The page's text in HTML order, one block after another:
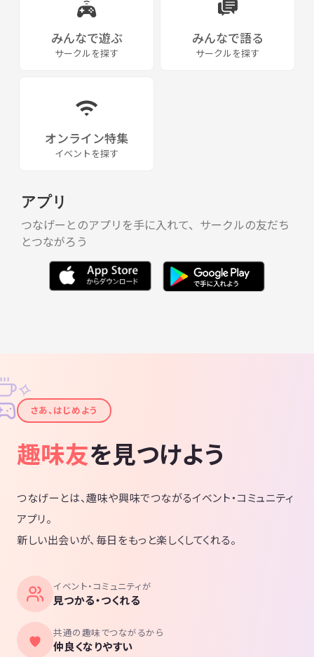
みんなで遊ぶ
サークルを探す
みんなで語る
サークルを探す
オンライン特集
イベントを探す
アプリ
つなげーとのアプリを手に入れて、サークルの友だち
とつながろう
✦
✧
さあ、はじめよう
趣味友を見つけよう
つなげーとは、趣味や興味でつながるイベント・コミュニティ
アプリ。
新しい出会いが、毎日をもっと楽しくしてくれる。
イベント・コミュニティが
見つかる・つくれる
共通の趣味でつながるから
仲良くなりやすい